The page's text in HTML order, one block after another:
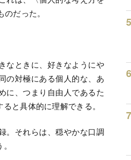
だった。
なときに、好きなようにや
の対極にある個人的な、あ
に、つまり自由人であるた
と具体的に理解できる。
。それらは、穏やかな口調